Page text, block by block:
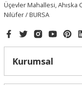
Üçevler Mahallesi, Ahıska
Nilüfer / BURSA
Kurumsal